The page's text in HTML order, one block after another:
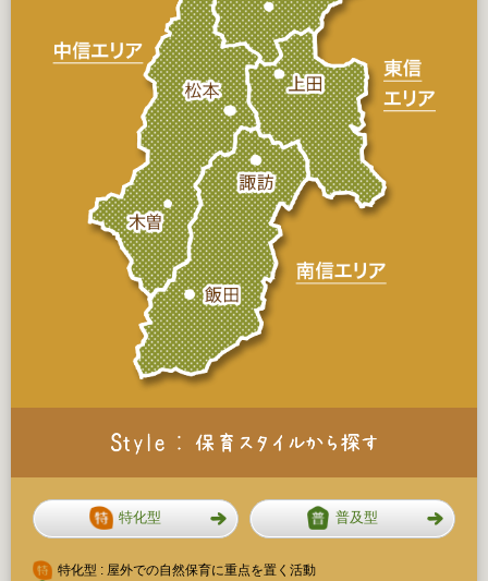
特化型 普及型
特化型 : 屋外での自然保育に重点を置く活動